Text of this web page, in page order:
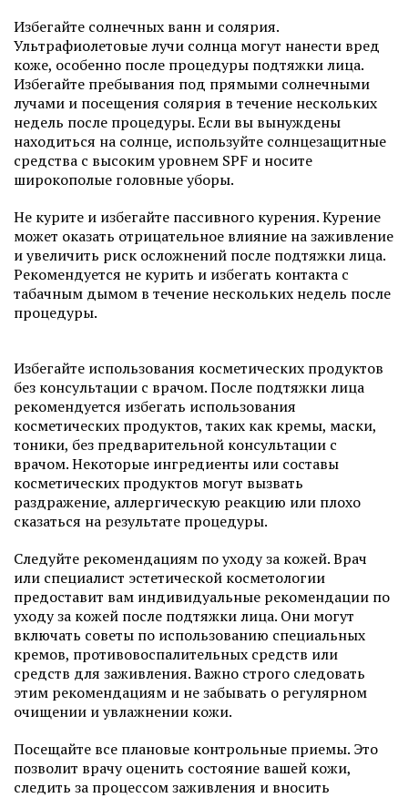
Избегайте солнечных ванн и солярия.
Ультрафиолетовые лучи солнца могут нанести вред
коже, особенно после процедуры подтяжки лица.
Избегайте пребывания под прямыми солнечными
лучами и посещения солярия в течение нескольких
недель после процедуры. Если вы вынуждены
находиться на солнце, используйте солнцезащитные
средства с высоким уровнем SPF и носите
широкополые головные уборы.
Не курите и избегайте пассивного курения. Курение
может оказать отрицательное влияние на заживление
и увеличить риск осложнений после подтяжки лица.
Рекомендуется не курить и избегать контакта с
табачным дымом в течение нескольких недель после
процедуры.
Избегайте использования косметических продуктов
без консультации с врачом. После подтяжки лица
рекомендуется избегать использования
косметических продуктов, таких как кремы, маски,
тоники, без предварительной консультации с
врачом. Некоторые ингредиенты или составы
косметических продуктов могут вызвать
раздражение, аллергическую реакцию или плохо
сказаться на результате процедуры.
Следуйте рекомендациям по уходу за кожей. Врач
или специалист эстетической косметологии
предоставит вам индивидуальные рекомендации по
уходу за кожей после подтяжки лица. Они могут
включать советы по использованию специальных
кремов, противовоспалительных средств или
средств для заживления. Важно строго следовать
этим рекомендациям и не забывать о регулярном
очищении и увлажнении кожи.
Посещайте все плановые контрольные приемы. Это
позволит врачу оценить состояние вашей кожи,
следить за процессом заживления и вносить